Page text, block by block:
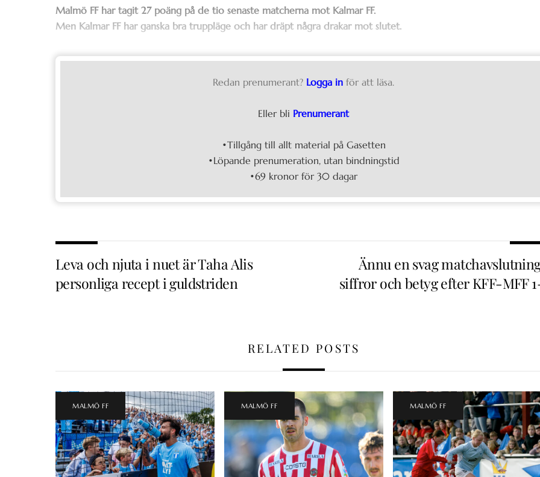
Malmö FF har tagit 27 poäng på de tio senaste matcherna mot Kalmar FF.
Men Kalmar FF har ganska bra truppläge och har dräpt några drakar mot slutet.
Redan prenumerant? Logga in för att läsa.
Eller bli Prenumerant
•Tillgång till allt material på Gasetten
•Löpande prenumeration, utan bindningstid
•69 kronor för 30 dagar
Leva och njuta i nuet är Taha Alis
personliga recept i guldstriden
Ännu en svag
siffror och betyg efter KFF-MFF
RELATED POSTS
MALMÖ FF MALMÖ FF MALMÖ FF